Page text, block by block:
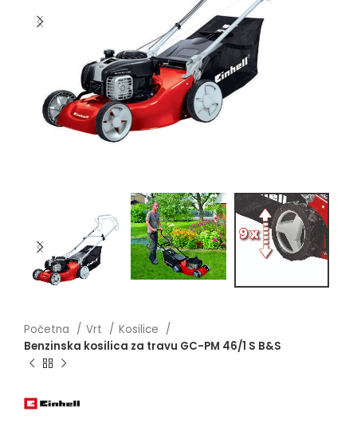
Početna Vrt
Kosilice
Benzinska kosilica za travu GC-PM 46/1 S B&S